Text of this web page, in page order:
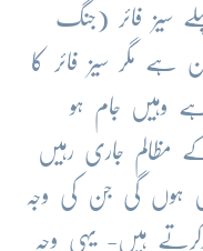
سیز فائر (جنگ
ہے مگر سیز فائر کا
وہیں جام ہو
مظالم جاری رہیں
ہوں گی جن کی وجہ
ہیں- یہی وجہ